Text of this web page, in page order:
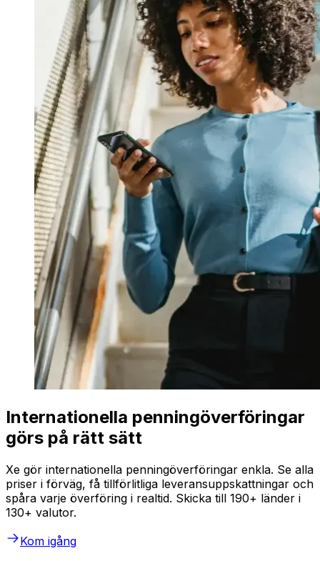
Internationella penningöverföringar
görs på rätt sätt
Xe gör internationella penningöverföringar enkla. Se alla
priser i förväg, få tillförlitliga leveransuppskattningar och
spåra varje överföring i realtid. Skicka till 190+ länder i
130+ valutor.
Kom igång